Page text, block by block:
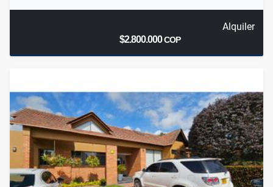
Alquiler
$2.800.000COP